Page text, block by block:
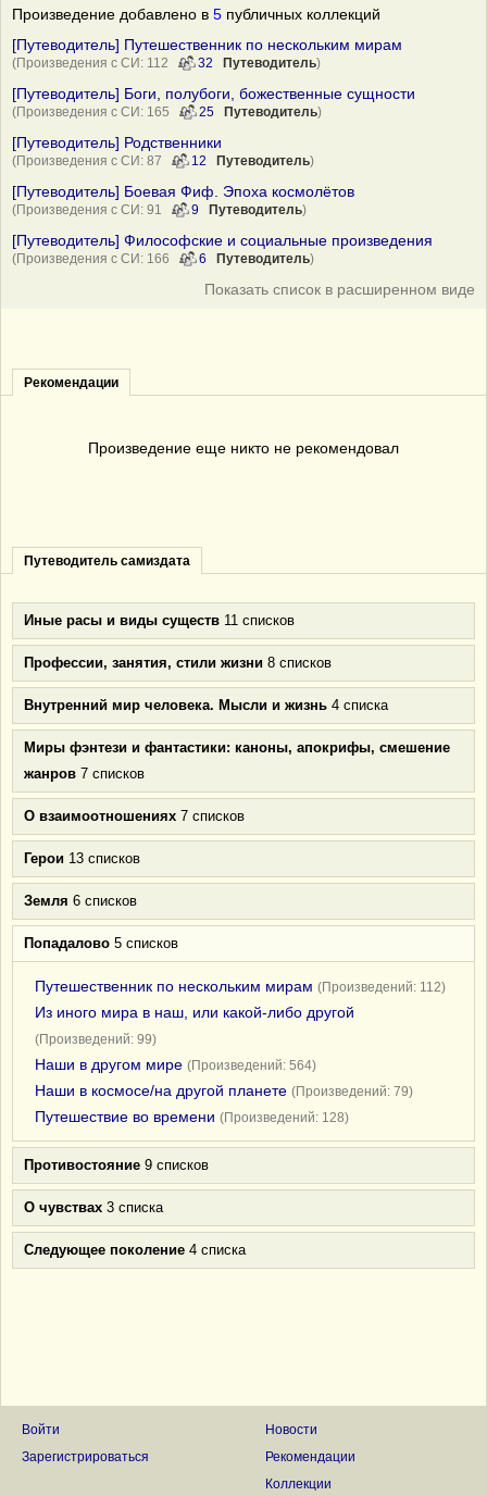
Произведение добавлено в 5 публичных коллекций
[Путеводитель] Путешественник по нескольким мирам
(Произведения с СИ: 112 32 Путеводитель)
[Путеводитель] Боги, полубоги, божественные сущности
(Произведения с СИ: 165 25 Путеводитель)
[Путеводитель] Родственники
(Произведения с СИ: 87 12 Путеводитель)
[Путеводитель] Боевая Фиф. Эпоха космолётов
(Произведения с СИ: 91 9 Путеводитель)
[Путеводитель] Философские и социальные произведения
(Произведения с СИ: 166 6 Путеводитель)
Показать список в расширенном виде
Рекомендации
Произведение еще никто не рекомендовал
Путеводитель самиздата
Иные расы и виды существ 11 списков
Профессии, занятия, стили жизни 8 списков
Внутренний мир человека. Мысли и жизнь 4 списка
Миры фэнтези и фантастики: каноны, апокрифы, смешение
жанров 7 списков
О взаимоотношениях 7 списков
Герои 13 списков
Земля 6 списков
Попадалово 5 списков
Путешественник по нескольким мирам (Произведений: 112)
Из иного мира в наш, или какой-либо другой
(Произведений: 99)
Наши в другом мире (Произведений: 564)
Наши в космосе/на другой планете (Произведений: 79)
Путешествие во времени (Произведений: 128)
Противостояние 9 списков
О чувствах 3 списка
Следующее поколение 4 списка
Войти
Зарегистрироваться
Новости
Рекомендации
Коллекции